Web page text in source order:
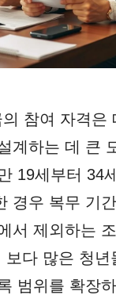
참여 자격은
계하는 데 큰
19세부터 34
경우 복무 기
서 제외하는
보다 많은 청년
범위를 확장